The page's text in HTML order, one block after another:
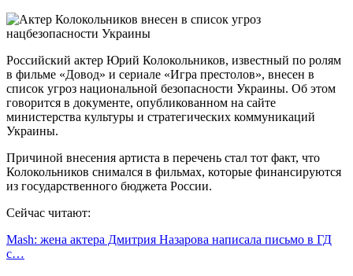
Российский актер Юрий Колокольников, известный по ролям
в фильме «Довод» и сериале «Игра престолов», внесен в
список угроз национальной безопасности Украины. Об этом
говорится в документе, опубликованном на сайте
министерства культуры и стратегических коммуникаций
Украины.
Причиной внесения артиста в перечень стал тот факт, что
Колокольников снимался в фильмах, которые финансируются
из государственного бюджета России.
Сейчас читают:
Mash: жена актера Дмитрия Назарова написала письмо в ГД
с…